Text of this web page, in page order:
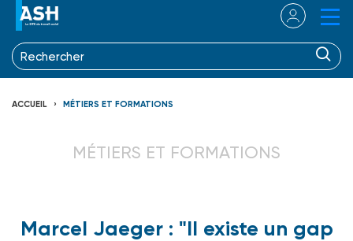
ACCUEIL MÉTIERS ET FORMATIONS
MÉTIERS ET FORMATIONS
Marcel Jaeger : "Il existe un gap